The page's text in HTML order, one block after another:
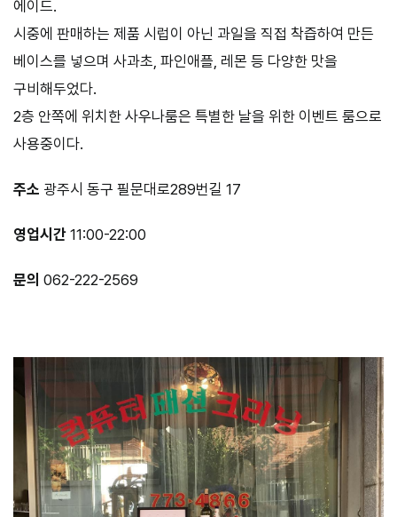
에이드.
시중에 판매하는 제품 시럽이 아닌 과일을 직접 착즙하여 만든
베이스를 넣으며 사과초, 파인애플, 레몬 등 다양한 맛을
구비해두었다.
2층 안쪽에 위치한 사우나룸은 특별한 날을 위한 이벤트 룸으로
사용중이다.
주소 광주시 동구 필문대로289번길 17
영업시간 11:00-22:00
문의 062-222-2569